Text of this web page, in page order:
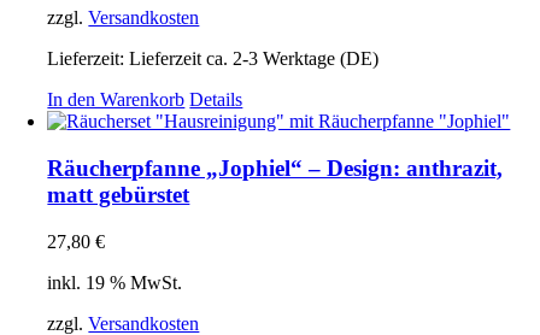
zzgl.Versandkosten
Lieferzeit:Lieferzeit ca. 2-3 Werktage (DE)
In den Warenkorb Details
Räucherpfanne „Jophiel“ – Design: anthrazit,
matt gebürstet
27,80€
inkl. 19 % MwSt.
zzgl.Versandkosten